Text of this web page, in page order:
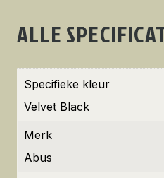
ALLE
Specifieke kleur
Velvet Black
Merk
Abus